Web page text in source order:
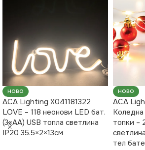
НОВО
ACA Lighting X041181322
LOVE – 118 неонови LED бат.
(3×AA) USB топла светлина
IP20 35.5×2×13см
НОВО
ACA
Коледна
топки –
тел